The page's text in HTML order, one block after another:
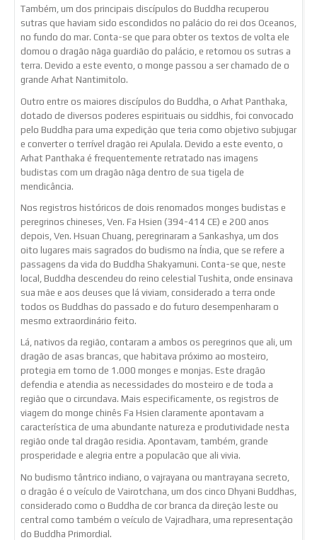
Também, um dos principais discípulos do Buddha recuperou
sutras que haviam sido escondidos no palácio do rei dos Oceanos,
no fundo do mar. Conta-se que para obter os textos de volta ele
domou o dragão nāga guardião do palácio, e retornou os sutras a
terra. Devido a este evento, o monge passou a ser chamado de o
grande Arhat Nantimitolo.
Outro entre os maiores discípulos do Buddha, o Arhat Panthaka,
dotado de diversos poderes espirituais ou siddhis, foi convocado
pelo Buddha para uma expedição que teria como objetivo subjugar
e converter o terrível dragão rei Apulala. Devido a este evento, o
Arhat Panthaka é frequentemente retratado nas imagens
budistas com um dragão nāga dentro de sua tigela de
mendicância.
Nos registros históricos de dois renomados monges budistas e
peregrinos chineses, Ven. Fa Hsien (394-414 CE) e 200 anos
depois, Ven. Hsuan Chuang, peregrinaram a Sankashya, um dos
oito lugares mais sagrados do budismo na Índia, que se refere a
passagens da vida do Buddha Shakyamuni. Conta-se que, neste
local, Buddha descendeu do reino celestial Tushita, onde ensinava
sua mãe e aos deuses que lá viviam, considerado a terra onde
todos os Buddhas do passado e do futuro desempenharam o
mesmo extraordinário feito.
Lá, nativos da região, contaram a ambos os peregrinos que ali, um
dragão de asas brancas, que habitava próximo ao mosteiro,
protegia em torno de 1.000 monges e monjas. Este dragão
defendia e atendia as necessidades do mosteiro e de toda a
região que o circundava. Mais especificamente, os registros de
viagem do monge chinês Fa Hsien claramente apontavam a
característica de uma abundante natureza e produtividade nesta
região onde tal dragão residia. Apontavam, também, grande
prosperidade e alegria entre a populacão que ali vivia.
No budismo tântrico indiano, o vajrayana ou mantrayana secreto,
o dragão é o veículo de Vairotchana, um dos cinco Dhyani Buddhas,
considerado como o Buddha de cor branca da direção leste ou
central como também o veículo de Vajradhara, uma representação
do Buddha Primordial.